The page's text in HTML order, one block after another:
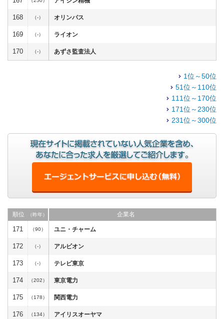
168 （-） オリンパス
169 （-） ライオン
170 （-） あずさ監査法人
1位～50位
51位～110位
111位～170位
171位～230位
231位～300位
順位 （昨年） 企業名
171 （90） ユニ・チャーム
172 （-） アルビオン
173 （-） テレビ東京
174 （202） 東京電力
175 （178） 関西電力
176 （134） アイリスオーヤマ